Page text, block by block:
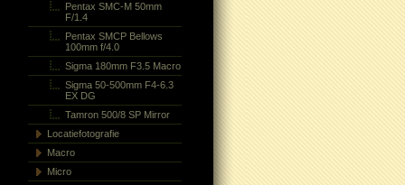
Pentax SMC-M 50mm
F/1.4
Pentax SMCP Bellows
100mm f/4.0
Sigma 180mm F3.5 Macro
Sigma 50-500mm F4-6.3
EX DG
Tamron 500/8 SP Mirror
Locatiefotografie
Macro
Micro